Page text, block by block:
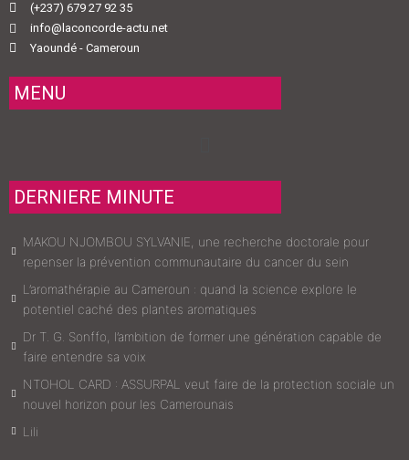
(+237) 679 27 92 35
info@laconcorde-actu.net
Yaoundé - Cameroun
MENU
DERNIERE MINUTE
MAKOU NJOMBOU SYLVANIE, une recherche doctorale pour
repenser la prévention communautaire du cancer du sein
L’aromathérapie au Cameroun : quand la science explore le
potentiel caché des plantes aromatiques
Dr T. G. Sonffo, l’ambition de former une génération capable de
faire entendre sa voix
NTOHOL CARD : ASSURPAL veut faire de la protection sociale un
nouvel horizon pour les Camerounais
Lili